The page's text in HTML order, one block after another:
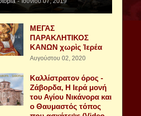
ΜΕΓΑΣ
ΠΑΡΑΚΛΗΤΙΚΟΣ
ΚΑΝΩΝ χωρὶς Ἱερέα
Αυγούστου 02, 2020
Καλλίστρατον όρος -
Ζάβορδα, Η Ιερά μονή
του Αγίου Νικάνορα και
ο Θαυμαστός τόπος